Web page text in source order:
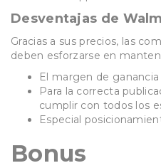
Desventajas de
Gracias a sus precios, las
deben esforzarse en
El margen de
Para la correcta
cumplir con todos los
Especial
Bonus